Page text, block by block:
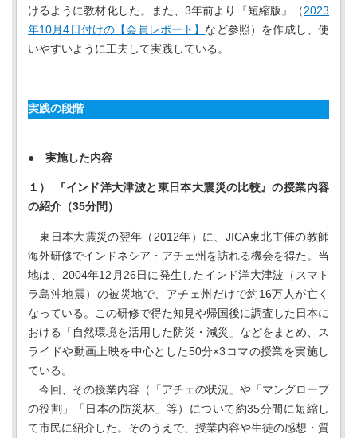
けるように教材化した。また、3年前より『短縮版』（2023
年10月4日付けの【会員レポート】 など参照）を作成し、使
いやすいように工夫して実践している。
実践の段階
● 実施した内容
１） 『インド洋大津波と東日本大震災の比較』の授業内容
の紹介（35分間）
東日本大震災の翌年（2012年）に、JICA東北主催の教師
海外研修でインドネシア・アチェ州を訪れる機会を得た。当
地は、2004年12月26日に発生したインド洋大津波（スマト
ラ島沖地震）の被災地で、アチェ州だけで約16万人が亡く
なっている。この研修で得た知見や帰国後に調査した日本に
おける「自然環境を活用した防災・減災」などをまとめ、ス
ライドや動画上映を中心とした50分×3コマの授業を実施し
ている。
今回、その授業内容（「アチェの状況」や「マングローブ
の役割」「日本の防災林」等）について約35分間に短縮し
て市民に紹介した。そのうえで、授業内容や生徒の感想・質